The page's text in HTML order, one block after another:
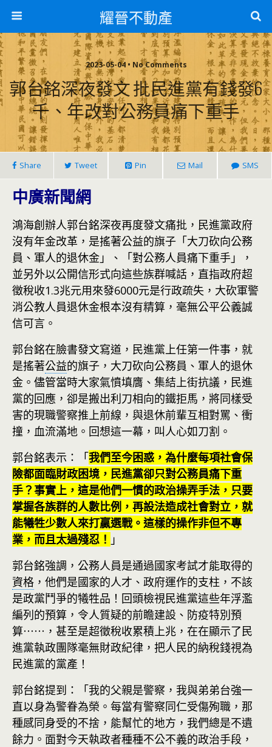
耀晉不動產
2023-05-04 • No Comments
郭台銘深夜發文 批民進黨有錢發6
千、年改對公務員痛下重手
Share Tweet Pin Mail SMS
中廣新聞網
鴻海創辦人郭台銘深夜再度發文痛批，民進黨政府
沒有年金改革，是搖著公益的旗子「大刀砍向公務
員、軍人的退休金」、「對公務人員痛下重手」，
並另外以公開信形式向這些族群喊話，直指政府超
徵稅收1.3兆元用來發6000元是行政疏失，大砍軍警
消公教人員退休金根本沒有精算，毫無公平公義誠
信可言。
郭台銘在臉書發文寫道，民進黨上任第一件事，就
是搖著公益的旗子，大刀砍向公務員、軍人的退休
金。儘管當時大家氣憤填膺、集結上街抗議，民進
黨的回應，卻是搬出利刀相向的鐵拒馬，將同樣受
害的現職警察推上前線，與退休前輩互相對罵、衝
撞，血流滿地。回想這一幕，叫人心如刀割。
郭台銘表示：「我們至今困惑，為什麼每項社會保
險都面臨財政困境，民進黨卻只對公務員痛下重
手？事實上，這是他們一慣的政治操弄手法，只要
掌握各族群的人數比例，再設法造成社會對立，就
能犧牲少數人來打贏選戰。這樣的操作非但不專
業，而且太過殘忍！ 」
郭台銘強調，公務人員是通過國家考試才能取得的
資格 ，他們是國家的人才、政府運作的支柱，不該
是政黨鬥爭的犧牲品！回頭檢視民進黨這些年浮濫
編列的預算，令人質疑的前瞻建設、防疫特別預
算⋯⋯，甚至是超徵稅收累積上兆，在在顯示了民
進黨執政團隊毫無財政紀律，把人民的納稅錢視為
民進黨的黨產！
郭台銘提到：「我的父親是警察，我與弟弟台強一
直以身為警眷為榮。每當有警察同仁受傷殉職，那
種感同身受的不捨，能幫忙的地方，我們總是不遺
餘力。面對今天執政者種種不公不義的政治手段，